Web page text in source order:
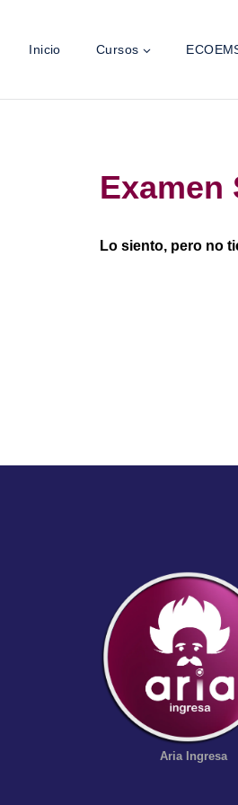
Inicio Cursos
Examen
Lo siento, pero no
Aria Ingresa